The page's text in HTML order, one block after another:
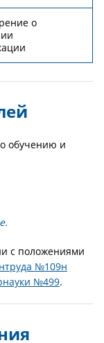
о
обучению и
с положениями
№109н
№499.